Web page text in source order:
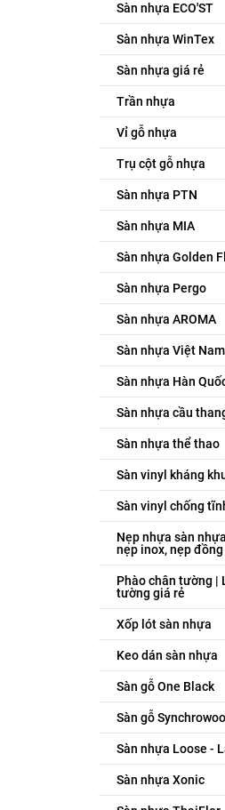
Sàn nhựa ECO'ST
Sàn nhựa WinTex
Sàn nhựa giá rẻ
Trần nhựa
Vỉ gỗ nhựa
Trụ cột gỗ nhựa
Sàn nhựa PTN
Sàn nhựa MIA
Sàn nhựa Golden
Sàn nhựa Pergo
Sàn nhựa AROMA
Sàn nhựa Việt Nam
Sàn nhựa Hàn
Sàn nhựa cầu
Sàn nhựa thể thao
Sàn vinyl kháng
Sàn vinyl chống
Nẹp nhựa sàn
nẹp inox, nẹp đồng
Phào chân tường |
tường giá rẻ
Xốp lót sàn nhựa
Keo dán sàn nhựa
Sàn gỗ One Black
Sàn gỗ
Sàn nhựa Loose -
Sàn nhựa Xonic